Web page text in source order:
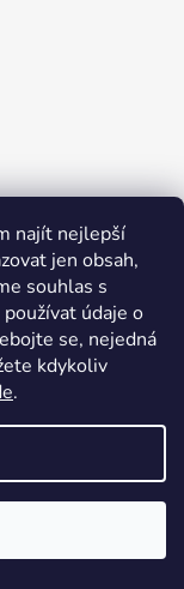
najít nejlepší
jen obsah,
souhlas s
údaje o
se, nejedná
kdykoliv
.